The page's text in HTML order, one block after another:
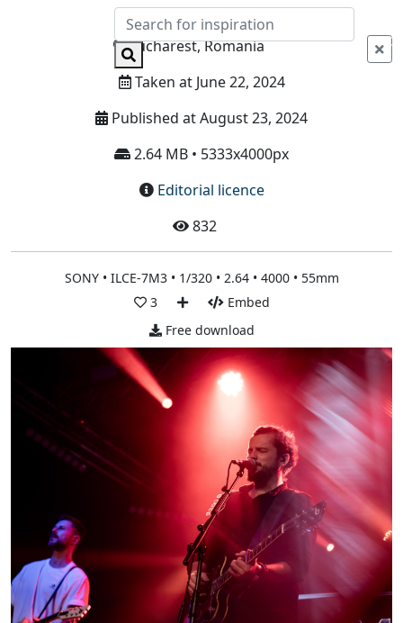
Info
Bucharest, Romania
Taken at June 22, 2024
Published at August 23, 2024
2.64 MB • 5333x4000px
Editorial licence
832
SONY • ILCE-7M3 • 1/320 • 2.64 • 4000 • 55mm
3
Embed
Free download